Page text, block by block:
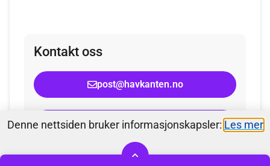
Kontakt oss
post@havkanten.no
+47 94 79 02 26
Denne nettsiden bruker informasjonskapsler:​ Les mer